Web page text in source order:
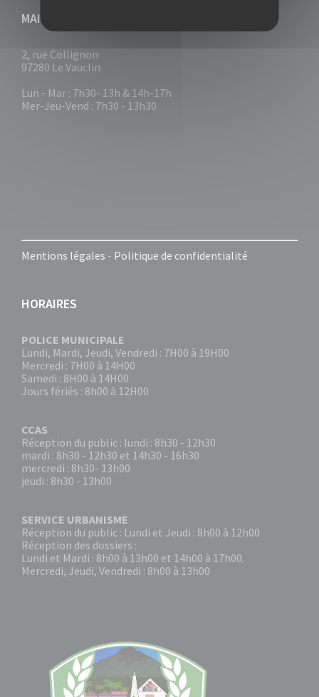
MAIRIE DU VAUCLIN
2, rue Collignon
97280 Le Vauclin
Lun - Mar : 7h30- 13h & 14h-17h
Mer-Jeu-Vend : 7h30 - 13h30
Mentions légales - Politique de confidentialité
HORAIRES
POLICE MUNICIPALE
Lundi, Mardi, Jeudi, Vendredi : 7H00 à 19H00
Mercredi : 7H00 à 14H00
Samedi : 8H00 à 14H00
Jours fériés : 8h00 à 12H00
CCAS
Réception du public : lundi : 8h30 - 12h30
mardi : 8h30 - 12h30 et 14h30 - 16h30
mercredi : 8h30- 13h00
jeudi : 8h30 - 13h00
SERVICE URBANISME
Réception du public : Lundi et Jeudi : 8h00 à 12h00
Réception des dossiers :
Lundi et Mardi : 8h00 à 13h00 et 14h00 à 17h00.
Mercredi, Jeudi, Vendredi : 8h00 à 13h00